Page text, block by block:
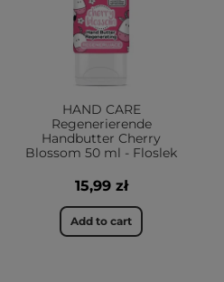
HAND CARE
Regenerierende
Handbutter Cherry
Blossom 50 ml - Floslek
15,99 zł
Add to cart